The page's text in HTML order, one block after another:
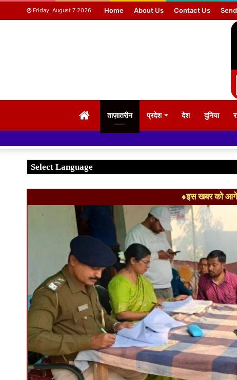
Friday, August 7 2026 Home About Us Contact Us
HOMEताज़ातरीन प्रदेश देश दुनिया
♦इस खबर को